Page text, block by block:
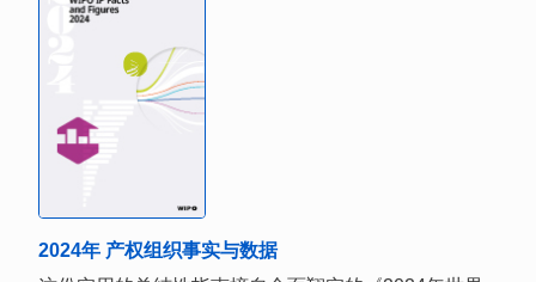
2024年 产权组织事实与数据